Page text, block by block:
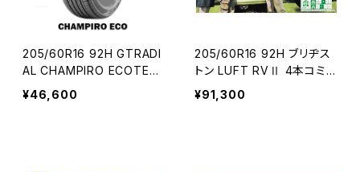
205/60R16 92H GTRADI
AL CHAMPIRO ECOTEC
コミコミ4本セット
¥46,600
205/60R16 92H ブリヂス
トン LUFT RVⅡ 4本コミコ
ミセット
¥91,300